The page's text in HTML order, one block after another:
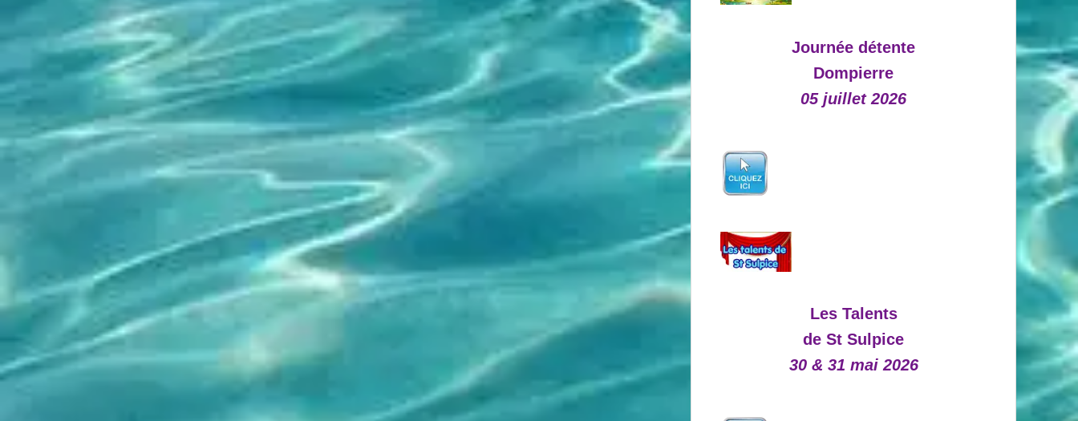
Journée détente
Dompierre
05 juillet 2026
Les Talents
de St Sulpice
30 & 31 mai 2026